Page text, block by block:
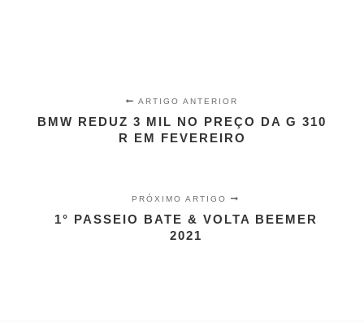
ARTIGO ANTERIOR
BMW REDUZ 3 MIL NO PREÇO DA G 310
R EM FEVEREIRO
PRÓXIMO ARTIGO
1° PASSEIO BATE & VOLTA BEEMER
2021